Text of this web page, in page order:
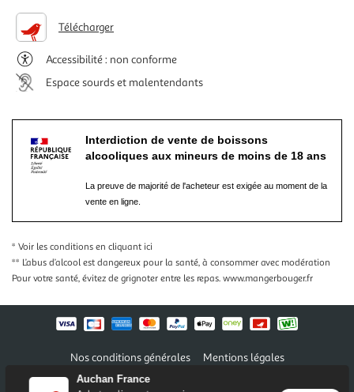
Auchan France
Télécharger
Accessibilité : non conforme
Espace sourds et malentendants
Interdiction de vente de boissons
alcooliques aux mineurs de moins de 18 ans
La preuve de majorité de l'acheteur est exigée au moment de la
vente en ligne.
* Voir les conditions en cliquant ici
** L’abus d’alcool est dangereux pour la santé, à consommer avec modération
Pour votre santé, évitez de grignoter entre les repas. www.mangerbouger.fr
Nos conditions générales
Mentions légales
Conditions des offres et promotions